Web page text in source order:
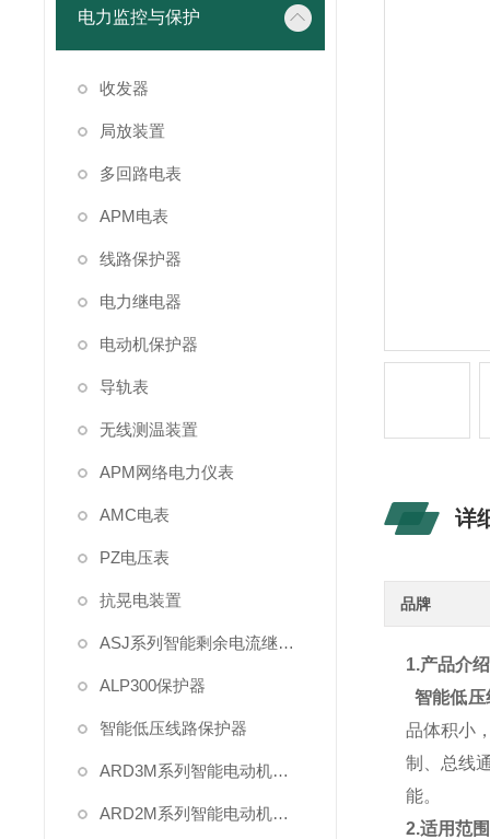
详
品牌
1.产品介绍
智能低
品体积小
制、总线
能。
2.适用范围
电力监控与保护
收发器
局放装置
多回路电表
APM电表
线路保护器
电力继电器
电动机保护器
导轨表
无线测温装置
APM网络电力仪表
AMC电表
PZ电压表
抗晃电装置
ASJ系列智能剩余电流继电器
ALP300保护器
智能低压线路保护器
ARD3M系列智能电动机保护器
ARD2M系列智能电动机保护器